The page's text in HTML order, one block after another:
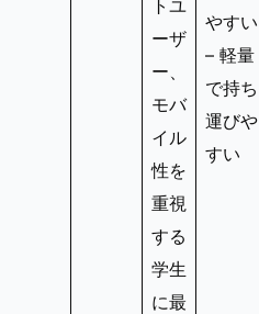
トユ
ーザ
ー、
モバ
イル
性を
重視
する
学生
に最
やすい
– 軽量
で持ち
運びや
すい